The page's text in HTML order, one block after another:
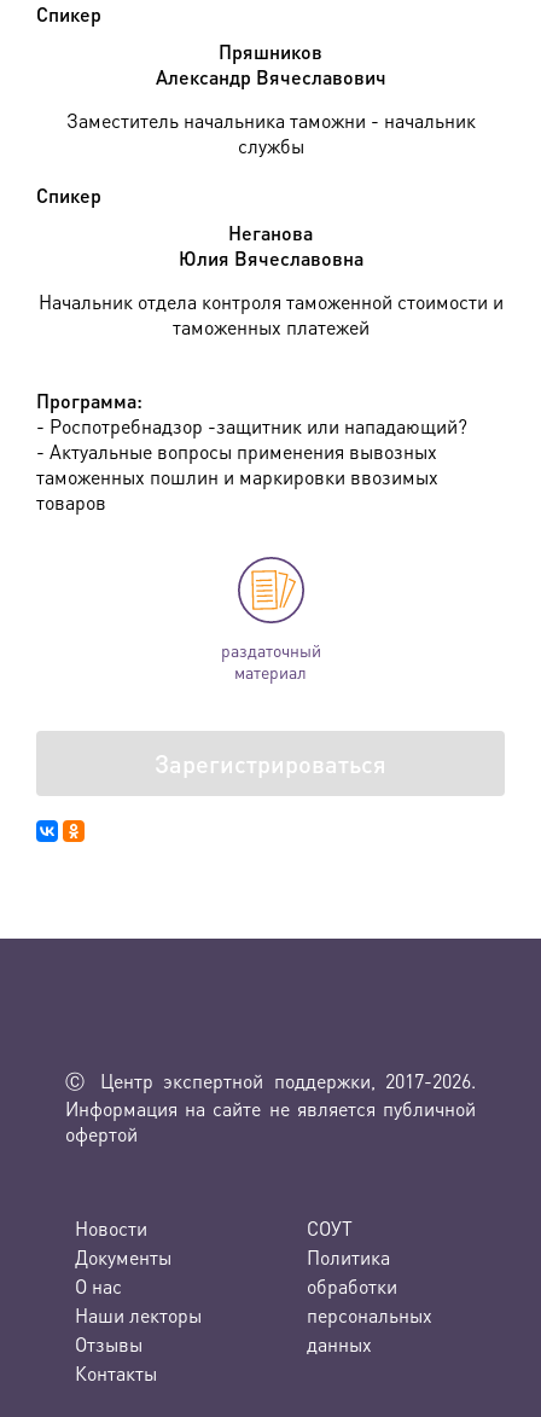
Спикер
Пряшников
Александр Вячеславович
Заместитель начальника таможни - начальник
службы
Спикер
Неганова
Юлия Вячеславовна
Начальник отдела контроля таможенной стоимости и
таможенных платежей
Программа:
- Роспотребнадзор -защитник или нападающий?
- Актуальные вопросы применения вывозных
таможенных пошлин и маркировки ввозимых
товаров
раздаточный
материал
Зарегистрироваться
Ⓒ Центр экспертной поддержки, 2017-2026.
Информация на сайте не является публичной
офертой
Новости
Документы
О нас
Наши лекторы
Отзывы
Контакты
СОУТ
Политика
обработки
персональных
данных